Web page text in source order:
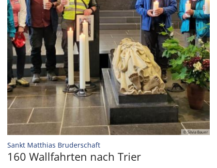
© Silvia Bauer
Sankt Matthias Bruderschaft:
160 Wallfahrten nach Trier